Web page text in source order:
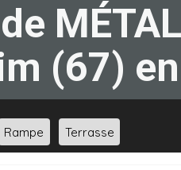
(67)
Rampe Terrasse